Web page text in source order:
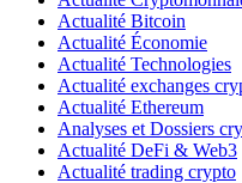
Actualité Bitcoin
Actualité Économie
Actualité Technologies
Actualité exchanges
Actualité Ethereum
Analyses et Dossiers
Actualité DeFi & Web3
Actualité trading crypto